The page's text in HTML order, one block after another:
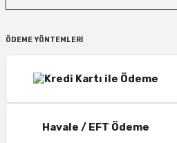
ÖDEME YÖNTEMLERİ
Havale / EFT Ödeme